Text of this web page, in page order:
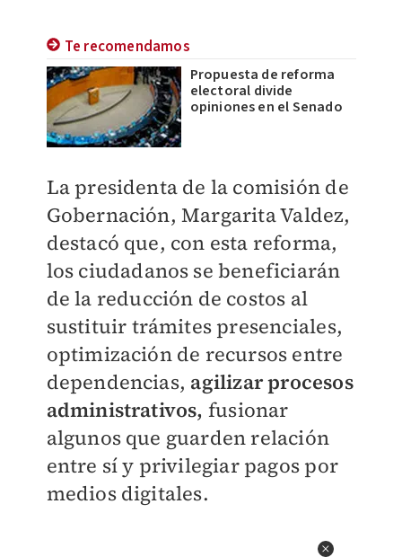
Te recomendamos
Propuesta de reforma
electoral divide
opiniones en el Senado
La presidenta de la comisión de
Gobernación, Margarita Valdez,
destacó que, con esta reforma,
los ciudadanos se beneficiarán
de la reducción de costos al
sustituir trámites presenciales,
optimización de recursos entre
dependencias, agilizar procesos
administrativos, fusionar
algunos que guarden relación
entre sí y privilegiar pagos por
medios digitales.